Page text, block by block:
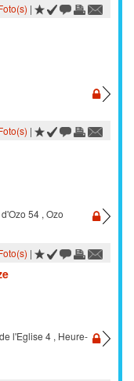
|
|
54 , Ozo
|
l'Eglise 4 , Heure-